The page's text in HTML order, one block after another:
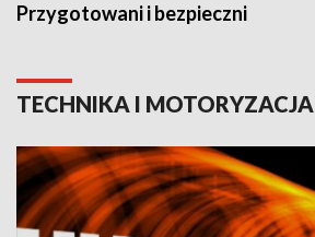
Przygotowani i bezpieczni
TECHNIKA I MOTORYZACJA